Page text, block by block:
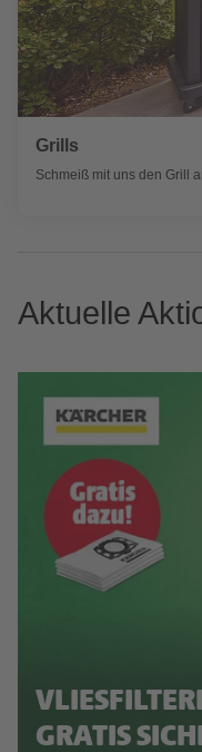
Grills
Schmeiß mit uns den Grill
Aktuelle
GRATIS